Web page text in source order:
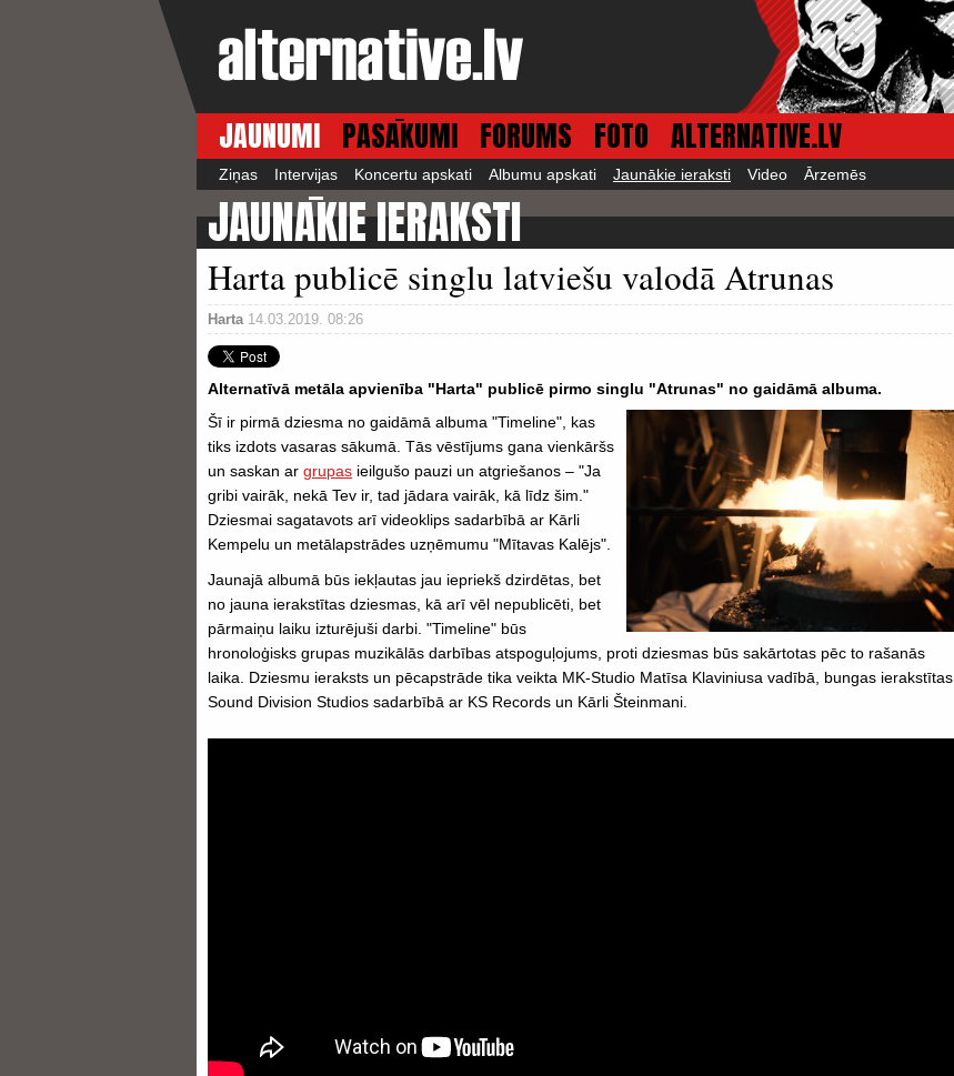
JAUNUMI PASĀKUMI FORUMS FOTO ALTERNATIVE.LV
Ziņas Intervijas Koncertu apskati Albumu apskati Jaunākie ieraksti Video Ārzemēs
JAUNĀKIE IERAKSTI
Harta publicē singlu latviešu valodā Atrunas
Harta 14.03.2019. 08:26
Alternatīvā metāla apvienība "Harta" publicē pirmo singlu "Atrunas" no gaidāmā albuma.
Šī ir pirmā dziesma no gaidāmā albuma "Timeline", kas
tiks izdots vasaras sākumā. Tās vēstījums gana vienkāršs
un saskan ar grupas ieilgušo pauzi un atgriešanos – "Ja
gribi vairāk, nekā Tev ir, tad jādara vairāk, kā līdz šim."
Dziesmai sagatavots arī videoklips sadarbībā ar Kārli
Kempelu un metālapstrādes uzņēmumu "Mītavas Kalējs".
Jaunajā albumā būs iekļautas jau iepriekš dzirdētas, bet
no jauna ierakstītas dziesmas, kā arī vēl nepublicēti, bet
pārmaiņu laiku izturējuši darbi. "Timeline" būs
hronoloģisks grupas muzikālās darbības atspoguļojums, proti dziesmas būs sakārtotas pēc to rašanās
laika. Dziesmu ieraksts un pēcapstrāde tika veikta MK-Studio Matīsa Klaviniusa vadībā, bungas ierakstītas
Sound Division Studios sadarbībā ar KS Records un Kārli Šteinmani.